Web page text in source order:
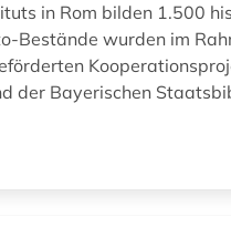
in Rom bilden 1.500
Bestände wurden im
der Bayerischen